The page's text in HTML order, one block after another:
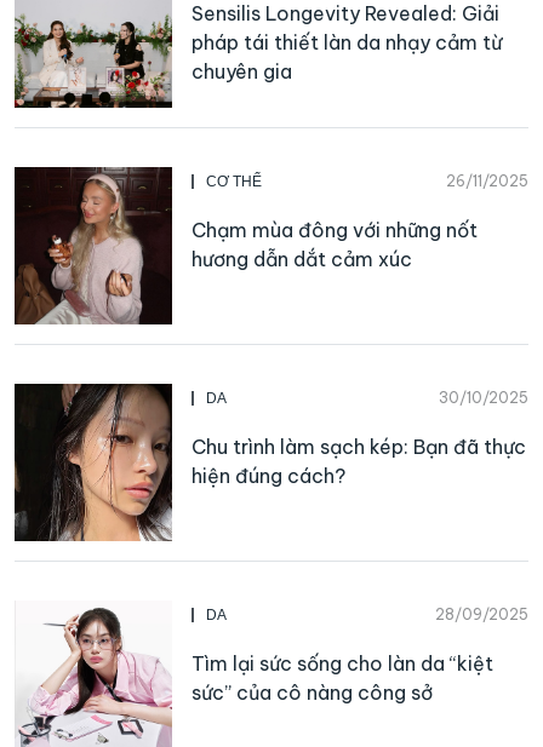
Sensilis Longevity Revealed: Giải
pháp tái thiết làn da nhạy cảm từ
chuyên gia
CƠ THỂ 26/11/2025
Chạm mùa đông với những nốt
hương dẫn dắt cảm xúc
DA 30/10/2025
Chu trình làm sạch kép: Bạn đã thực
hiện đúng cách?
DA 28/09/2025
Tìm lại sức sống cho làn da “kiệt
sức” của cô nàng công sở